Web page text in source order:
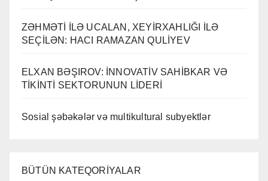
ZƏHMƏTİ İLƏ UCALAN, XEYİRXAHLIĞI İLƏ
SEÇİLƏN: HACI RAMAZAN QULİYEV
ELXAN BƏŞIROV: İNNOVATİV SAHİBKAR VƏ
TİKİNTİ SEKTORUNUN LİDERİ
Sosial şəbəkələr və multikultural subyektlər
BÜTÜN KATEQORİYALAR